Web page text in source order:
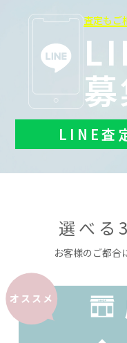
査定もご
LINE査
選べる
お客様のご都合
オススメ